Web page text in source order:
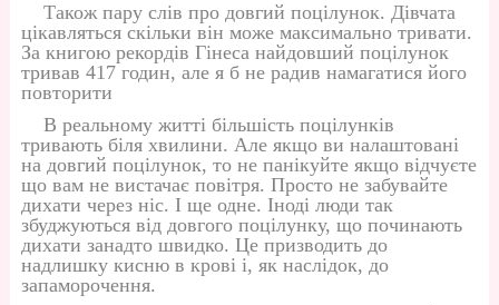
Також пару слів про довгий поцілунок. Дівчата
цікавляться скільки він може максимально тривати.
За книгою рекордів Гінеса найдовший поцілунок
тривав 417 годин, але я б не радив намагатися його
повторити
В реальному житті більшість поцілунків
тривають біля хвилини. Але якщо ви налаштовані
на довгий поцілунок, то не панікуйте якщо відчуєте
що вам не вистачає повітря. Просто не забувайте
дихати через ніс. І ще одне. Іноді люди так
збуджуються від довгого поцілунку, що починають
дихати занадто швидко. Це призводить до
надлишку кисню в крові і, як наслідок, до
запаморочення.